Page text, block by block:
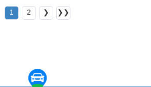
1 2 ❯ ❯❯